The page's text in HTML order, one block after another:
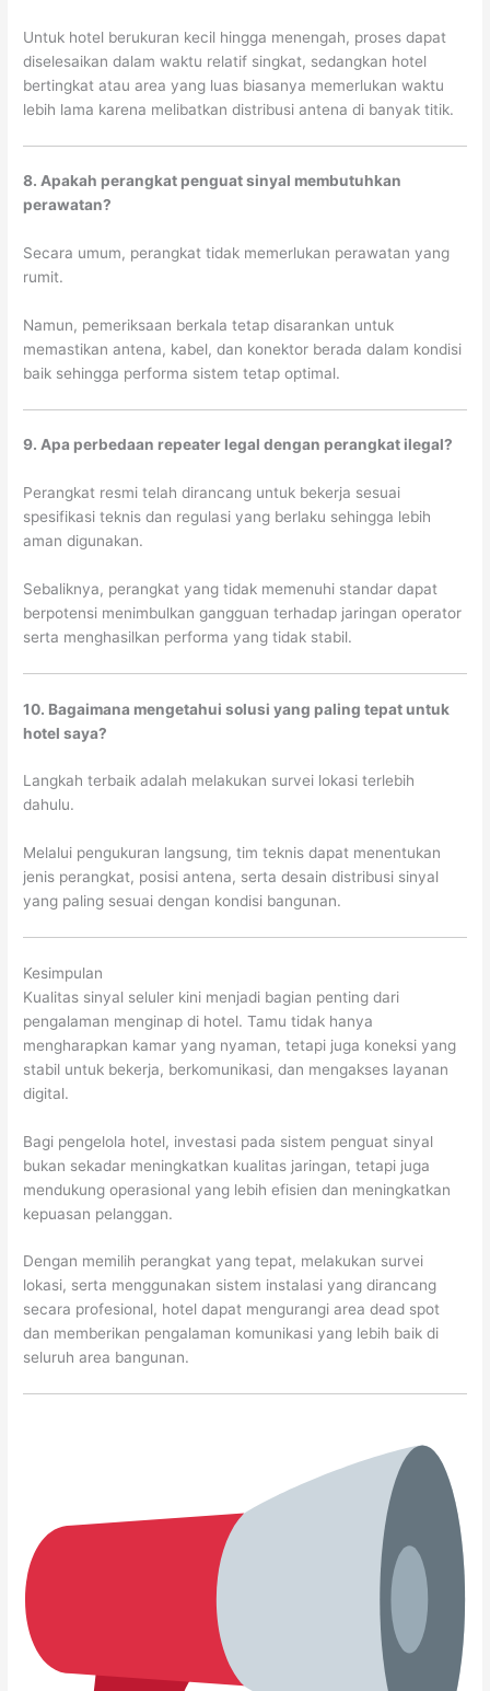
Untuk hotel berukuran kecil hingga menengah, proses dapat
diselesaikan dalam waktu relatif singkat, sedangkan hotel
bertingkat atau area yang luas biasanya memerlukan waktu
lebih lama karena melibatkan distribusi antena di banyak titik.
8. Apakah perangkat penguat sinyal membutuhkan
perawatan?
Secara umum, perangkat tidak memerlukan perawatan yang
rumit.
Namun, pemeriksaan berkala tetap disarankan untuk
memastikan antena, kabel, dan konektor berada dalam kondisi
baik sehingga performa sistem tetap optimal.
9. Apa perbedaan repeater legal dengan perangkat ilegal?
Perangkat resmi telah dirancang untuk bekerja sesuai
spesifikasi teknis dan regulasi yang berlaku sehingga lebih
aman digunakan.
Sebaliknya, perangkat yang tidak memenuhi standar dapat
berpotensi menimbulkan gangguan terhadap jaringan operator
serta menghasilkan performa yang tidak stabil.
10. Bagaimana mengetahui solusi yang paling tepat untuk
hotel saya?
Langkah terbaik adalah melakukan survei lokasi terlebih
dahulu.
Melalui pengukuran langsung, tim teknis dapat menentukan
jenis perangkat, posisi antena, serta desain distribusi sinyal
yang paling sesuai dengan kondisi bangunan.
Kesimpulan
Kualitas sinyal seluler kini menjadi bagian penting dari
pengalaman menginap di hotel. Tamu tidak hanya
mengharapkan kamar yang nyaman, tetapi juga koneksi yang
stabil untuk bekerja, berkomunikasi, dan mengakses layanan
digital.
Bagi pengelola hotel, investasi pada sistem penguat sinyal
bukan sekadar meningkatkan kualitas jaringan, tetapi juga
mendukung operasional yang lebih efisien dan meningkatkan
kepuasan pelanggan.
Dengan memilih perangkat yang tepat, melakukan survei
lokasi, serta menggunakan sistem instalasi yang dirancang
secara profesional, hotel dapat mengurangi area dead spot
dan memberikan pengalaman komunikasi yang lebih baik di
seluruh area bangunan.